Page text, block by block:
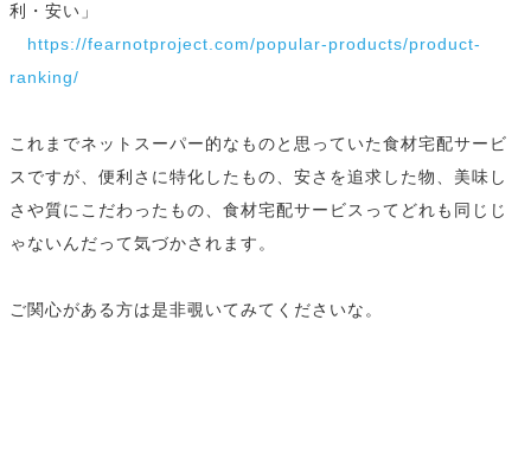
利・安い」
https://fearnotproject.com/popular-products/product-
ranking/
これまでネットスーパー的なものと思っていた食材宅配サービ
スですが、便利さに特化したもの、安さを追求した物、美味し
さや質にこだわったもの、食材宅配サービスってどれも同じじ
ゃないんだって気づかされます。
ご関心がある方は是非覗いてみてくださいな。